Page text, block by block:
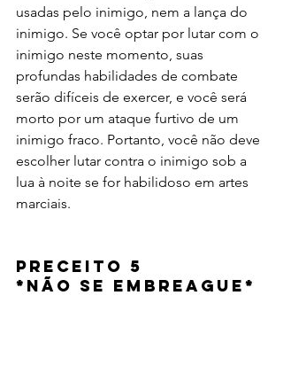
usadas pelo inimigo, nem a lança do
inimigo. Se você optar por lutar com o
inimigo neste momento, suas
profundas habilidades de combate
serão difíceis de exercer, e você será
morto por um ataque furtivo de um
inimigo fraco. Portanto, você não deve
escolher lutar contra o inimigo sob a
lua à noite se for habilidoso em artes
marciais.
Preceito 5
* Não se embreague*